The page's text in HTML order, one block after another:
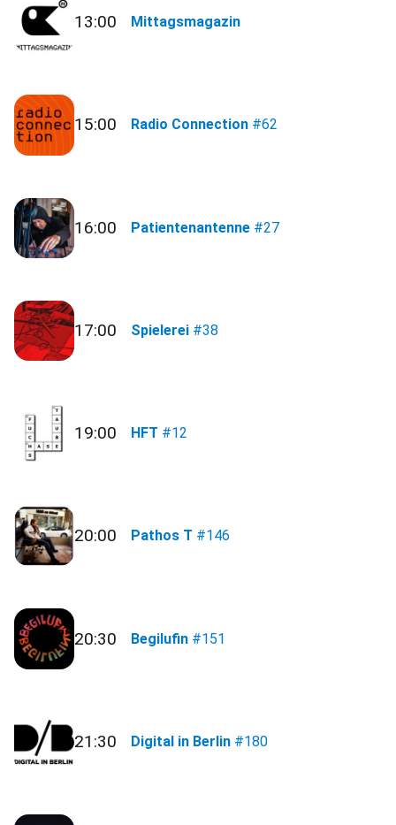
13:00 Mittagsmagazin
15:00 Radio Connection #62
16:00 Patientenantenne #27
17:00 Spielerei #38
19:00 HFT #12
20:00 Pathos T #146
20:30 Begilufin #151
21:30 Digital in Berlin #180